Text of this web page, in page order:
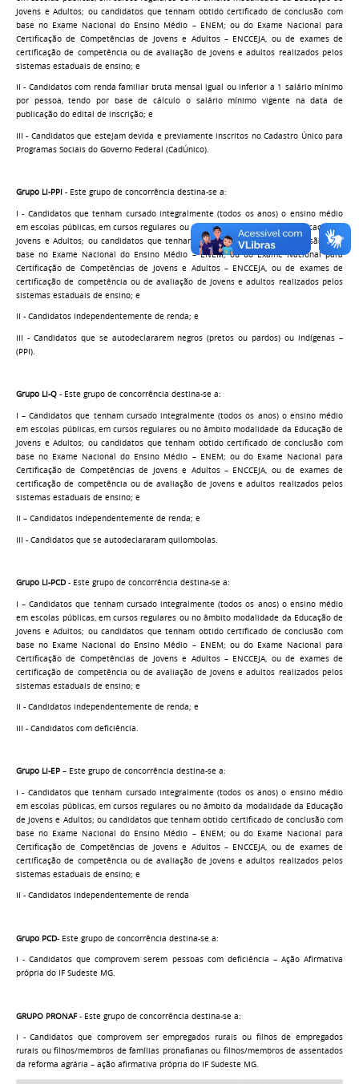
Jovens e Adultos; ou candidatos que tenham obtido certificado de conclusão com
base no Exame Nacional do Ensino Médio – ENEM; ou do Exame Nacional para
Certificação de Competências de Jovens e Adultos – ENCCEJA, ou de exames de
certificação de competência ou de avaliação de jovens e adultos realizados pelos
sistemas estaduais de ensino; e
II - Candidatos com renda familiar bruta mensal igual ou inferior a 1 salário mínimo
por pessoa, tendo por base de cálculo o salário mínimo vigente na data de
publicação do edital de inscrição; e
III - Candidatos que estejam devida e previamente inscritos no Cadastro Único para
Programas Sociais do Governo Federal (CadÚnico).
Grupo LI-PPI - Este grupo de concorrência destina-se a:
I - Candidatos que tenham cursado integralmente (todos os anos) o ensino médio
em escolas públicas, em cursos regulares ou no âmbito modalidade da Educação de
Jovens e Adultos; ou candidatos que tenham obtido certificado de conclusão com
base no Exame Nacional do Ensino Médio – ENEM; ou do Exame Nacional para
Certificação de Competências de Jovens e Adultos – ENCCEJA, ou de exames de
certificação de competência ou de avaliação de jovens e adultos realizados pelos
sistemas estaduais de ensino; e
II - Candidatos independentemente de renda; e
III - Candidatos que se autodeclararem negros (pretos ou pardos) ou indígenas –
(PPI).
Grupo LI-Q - Este grupo de concorrência destina-se a:
I – Candidatos que tenham cursado integralmente (todos os anos) o ensino médio
em escolas públicas, em cursos regulares ou no âmbito modalidade da Educação de
Jovens e Adultos; ou candidatos que tenham obtido certificado de conclusão com
base no Exame Nacional do Ensino Médio – ENEM; ou do Exame Nacional para
Certificação de Competências de Jovens e Adultos – ENCCEJA, ou de exames de
certificação de competência ou de avaliação de jovens e adultos realizados pelos
sistemas estaduais de ensino; e
II – Candidatos independentemente de renda; e
III - Candidatos que se autodeclararam quilombolas.
Grupo LI-PCD - Este grupo de concorrência destina-se a:
I – Candidatos que tenham cursado integralmente (todos os anos) o ensino médio
em escolas públicas, em cursos regulares ou no âmbito modalidade da Educação de
Jovens e Adultos; ou candidatos que tenham obtido certificado de conclusão com
base no Exame Nacional do Ensino Médio – ENEM; ou do Exame Nacional para
Certificação de Competências de Jovens e Adultos – ENCCEJA, ou de exames de
certificação de competência ou de avaliação de jovens e adultos realizados pelos
sistemas estaduais de ensino; e
II - Candidatos independentemente de renda; e
III - Candidatos com deficiência.
Grupo LI-EP – Este grupo de concorrência destina-se a:
I - Candidatos que tenham cursado integralmente (todos os anos) o ensino médio
em escolas públicas, em cursos regulares ou no âmbito da modalidade da Educação
de Jovens e Adultos; ou candidatos que tenham obtido certificado de conclusão com
base no Exame Nacional do Ensino Médio – ENEM; ou do Exame Nacional para
Certificação de Competências de Jovens e Adultos – ENCCEJA, ou de exames de
certificação de competência ou de avaliação de jovens e adultos realizados pelos
sistemas estaduais de ensino; e
II - Candidatos independentemente de renda
Grupo PCD- Este grupo de concorrência destina-se a:
I - Candidatos que comprovem serem pessoas com deficiência – Ação Afirmativa
própria do IF Sudeste MG.
GRUPO PRONAF- Este grupo de concorrência destina-se a:
I - Candidatos que comprovem ser empregados rurais ou filhos de empregados
rurais ou filhos/membros de famílias pronafianas ou filhos/membros de assentados
da reforma agrária – ação afirmativa própria do IF Sudeste MG.